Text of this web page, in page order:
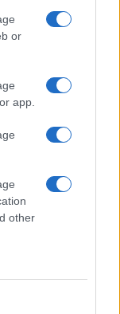
or
app.
other
che unisce
giorni di